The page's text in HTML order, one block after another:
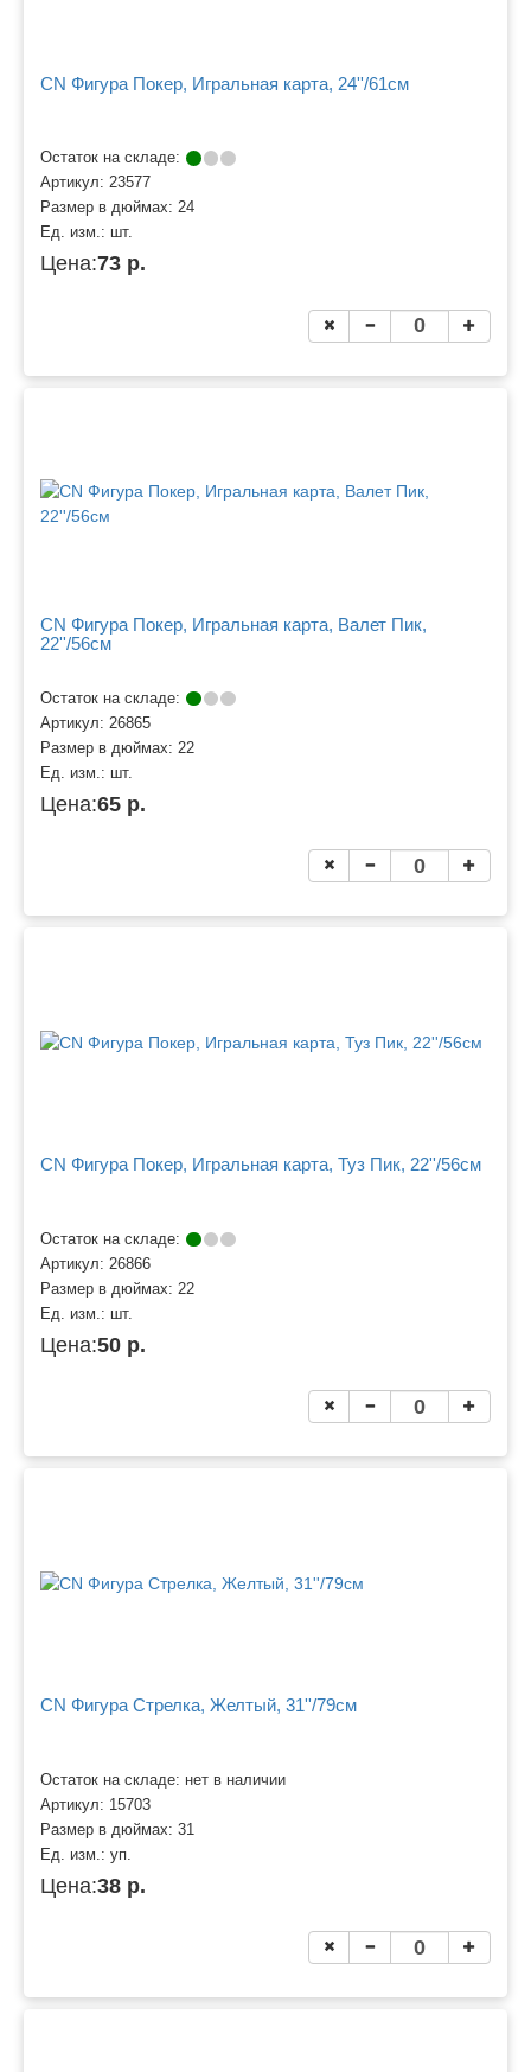
CN Фигура Покер, Игральная карта, 24''/61см
Остаток на складе:
Артикул: 23577
Размер в дюймах: 24
Ед. изм.: шт.
Цена:73 р.
CN Фигура Покер, Игральная карта, Валет Пик,
22''/56см
Остаток на складе:
Артикул: 26865
Размер в дюймах: 22
Ед. изм.: шт.
Цена:65 р.
CN Фигура Покер, Игральная карта, Туз Пик, 22''/56см
Остаток на складе:
Артикул: 26866
Размер в дюймах: 22
Ед. изм.: шт.
Цена:50 р.
CN Фигура Стрелка, Желтый, 31''/79см
Остаток на складе: нет в наличии
Артикул: 15703
Размер в дюймах: 31
Ед. изм.: уп.
Цена:38 р.